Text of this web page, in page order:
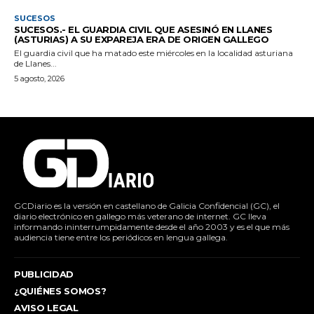
SUCESOS
SUCESOS.- EL GUARDIA CIVIL QUE ASESINÓ EN LLANES
(ASTURIAS) A SU EXPAREJA ERA DE ORIGEN GALLEGO
El guardia civil que ha matado este miércoles en la localidad asturiana
de Llanes...
5 agosto, 2026
GCDiario es la versión en castellano de Galicia Confidencial (GC), el
diario electrónico en gallego más veterano de internet. GC lleva
informando ininterrumpidamente desde el año 2003 y es el que más
audiencia tiene entre los periódicos en lengua gallega.
PUBLICIDAD
¿QUIÉNES SOMOS?
AVISO LEGAL